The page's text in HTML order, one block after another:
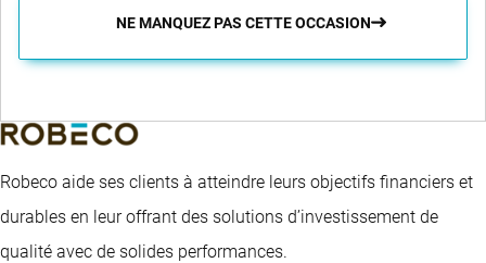
NE MANQUEZ PAS CETTE OCCASION
Robeco aide ses clients à atteindre leurs objectifs financiers et
durables en leur offrant des solutions d’investissement de
qualité avec de solides performances.